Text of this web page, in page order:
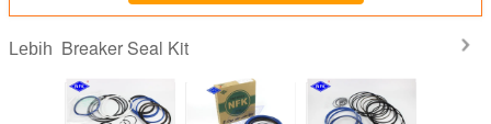
Lebih Breaker Seal Kit